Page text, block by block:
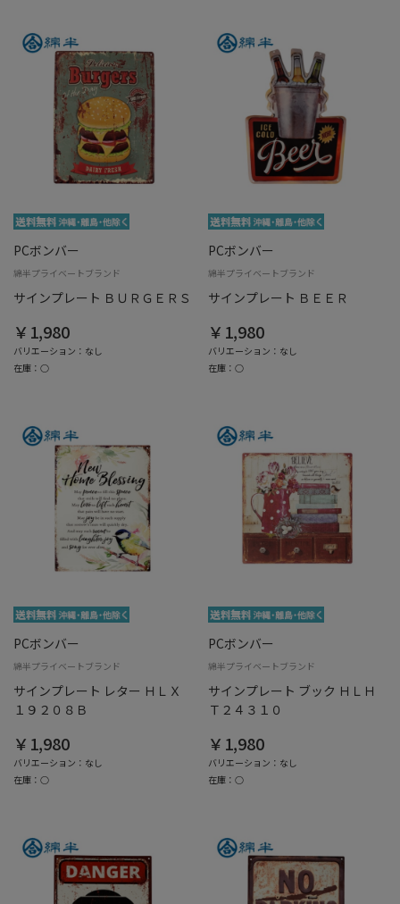
PCボンバー
綿半プライベートブランド
サインプレート ＢＵＲＧＥＲＳ
￥1,980
バリエーション：なし
在庫：○
PCボンバー
綿半プライベートブランド
サインプレート ＢＥＥＲ
￥1,980
バリエーション：なし
在庫：○
PCボンバー
綿半プライベートブランド
サインプレート レター ＨＬＸ
１９２０８Ｂ
￥1,980
バリエーション：なし
在庫：○
PCボンバー
綿半プライベートブランド
サインプレート ブック ＨＬＨ
Ｔ２４３１０
￥1,980
バリエーション：なし
在庫：○